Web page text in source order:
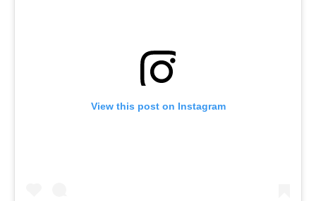
View this post on Instagram